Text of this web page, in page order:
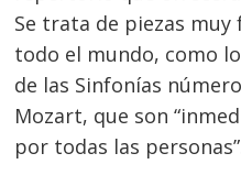
Se trata de piezas muy
todo el mundo, como
de las Sinfonías
Mozart, que son
por todas las